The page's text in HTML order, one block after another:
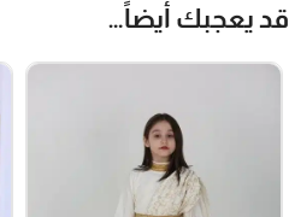
يعجبك أيضاً…